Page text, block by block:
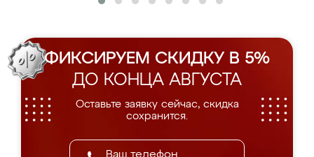
ФИКСИРУЕМ СКИДКУ В 5%
ДО КОНЦА АВГУСТА
Оставьте заявку сейчас, скидка
сохранится.